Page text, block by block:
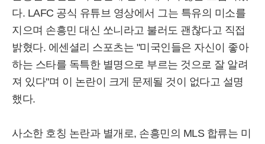
다. LAFC 공식 유튜브 영상에서 그는 특유의 미소를
지으며 손흥민 대신 쏘니라고 불러도 괜찮다고 직접
밝혔다. 에센셜리 스포츠는 "미국인들은 자신이 좋아
하는 스타를 독특한 별명으로 부르는 것으로 잘 알려
져 있다"며 이 논란이 크게 문제될 것이 없다고 설명
했다.
사소한 호칭 논란과 별개로, 손흥민의 MLS 합류는 미